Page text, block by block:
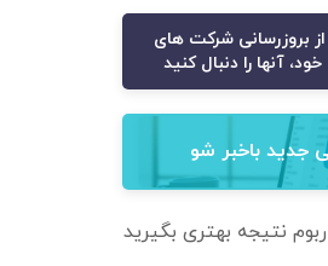
بروزرسانی شرکت های
آنها را دنبال کنید
جدید باخبر شو
نتیجه بهتری بگیرید